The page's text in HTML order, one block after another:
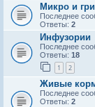
Микро и
Последнее
Ответы: 2
Инфузории
Последнее
Ответы: 18
1 2
Живые
Последнее
Ответы: 2